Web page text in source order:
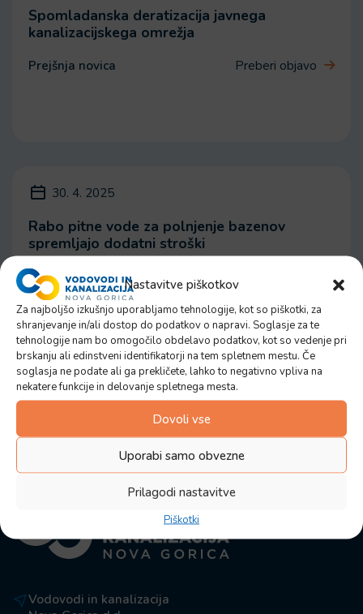
Nastavitve piškotkov
Za najboljšo izkušnjo uporabljamo tehnologije, kot so piškotki, za
shranjevanje in/ali dostop do podatkov o napravi. Soglasje za te
tehnologije nam bo omogočilo obdelavo podatkov, kot so vedenje pri
brskanju ali edinstveni identifikatorji na tem spletnem mestu. Če
soglasja ne podate ali ga prekličete, lahko to negativno vpliva na
nekatere funkcije in delovanje spletnega mesta.
Dovoli vse
Uporabi samo obvezne
Prilagodi nastavitve
Piškotki
Spomladanska deratizacija javnega
kanalizacijskega omrežja
Prejšnja novica Preberi objavo
30. 4. 2025
Rabo pitne vode za polnjenje bazenov
spremljajo dodatni stroški
Preberi objavo Naslednja novica
Vodovodi in kanalizacija